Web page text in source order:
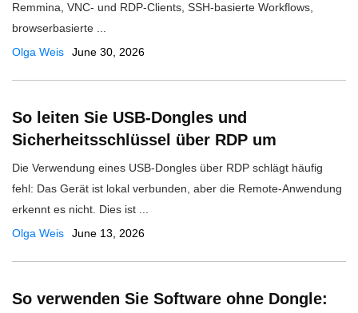
Remmina, VNC- und RDP-Clients, SSH-basierte Workflows,
browserbasierte ...
Olga Weis
June 30, 2026
So leiten Sie USB-Dongles und
Sicherheitsschlüssel über RDP um
Die Verwendung eines USB-Dongles über RDP schlägt häufig
fehl: Das Gerät ist lokal verbunden, aber die Remote-Anwendung
erkennt es nicht. Dies ist ...
Olga Weis
June 13, 2026
So verwenden Sie Software ohne Dongle: